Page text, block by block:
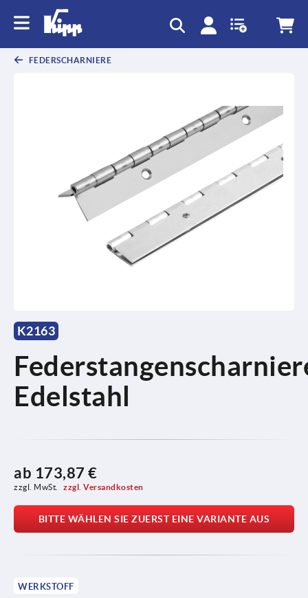
FEDERSCHARNIERE
K2163
Edelstahl
ab 173,87 €
zzgl. MwSt. zzgl. Versandkosten
BITTE WÄHLEN SIE ZUERST EINE VARIANTE AUS
WERKSTOFF